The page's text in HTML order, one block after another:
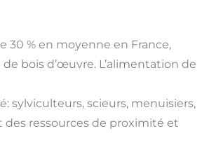
30 % en moyenne en France,
bois d’œuvre. L’alimentation de
sylviculteurs, scieurs, menuisiers,
des ressources de proximité et